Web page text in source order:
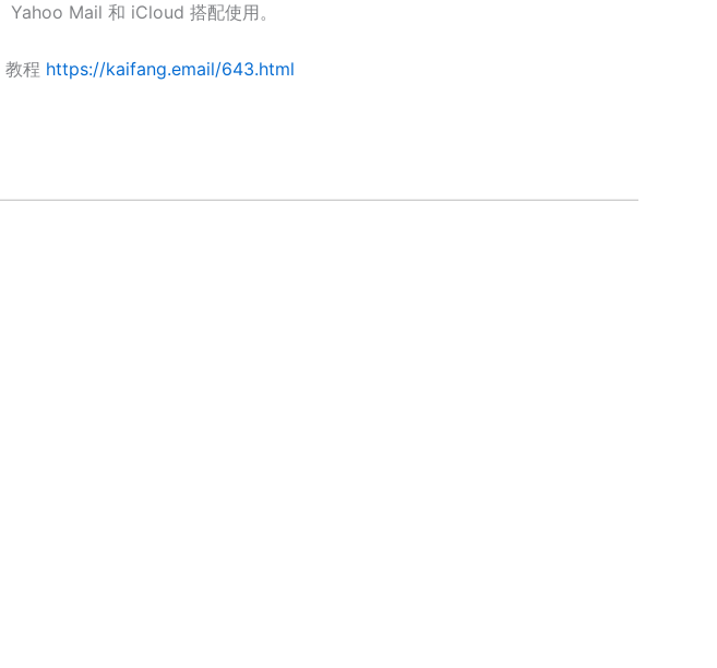
Mail 和 iCloud 搭配使用。
教程 https://kaifang.email/643.html